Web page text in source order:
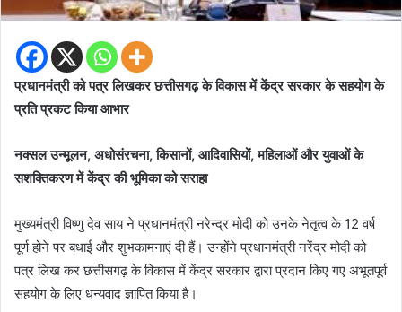
प्रधानमंत्री को पत्र लिखकर छत्तीसगढ़ के विकास में केंद्र सरकार के सहयोग के
प्रति प्रकट किया आभार
नक्सल उन्मूलन, अधोसंरचना, किसानों, आदिवासियों, महिलाओं और युवाओं के
सशक्तिकरण में केंद्र की भूमिका को सराहा
मुख्यमंत्री विष्णु देव साय ने प्रधानमंत्री नरेन्द्र मोदी को उनके नेतृत्व के 12 वर्ष
पूर्ण होने पर बधाई और शुभकामनाएं दी हैं। उन्होंने प्रधानमंत्री नरेंद्र मोदी को
पत्र लिख कर छत्तीसगढ़ के विकास में केंद्र सरकार द्वारा प्रदान किए गए अभूतपूर्व
सहयोग के लिए धन्यवाद ज्ञापित किया है।